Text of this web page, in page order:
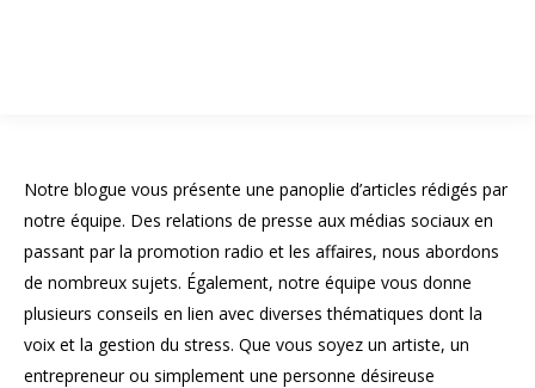
Notre blogue vous présente une panoplie d’articles rédigés par
notre équipe. Des relations de presse aux médias sociaux en
passant par la promotion radio et les affaires, nous abordons
de nombreux sujets. Également, notre équipe vous donne
plusieurs conseils en lien avec diverses thématiques dont la
voix et la gestion du stress. Que vous soyez un artiste, un
entrepreneur ou simplement une personne désireuse